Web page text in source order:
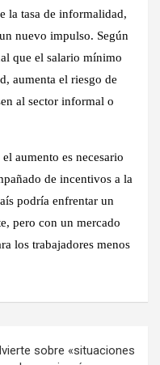
la tasa de informalidad,
nuevo impulso. Según
que el salario mínimo
aumenta el riesgo de
al sector informal o
aumento es necesario
de incentivos a la
podría enfrentar un
pero con un mercado
los trabajadores menos
sobre «situaciones